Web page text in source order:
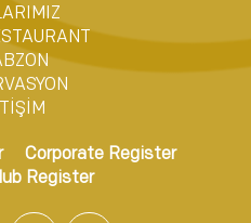
Corporate Register
Register